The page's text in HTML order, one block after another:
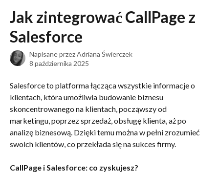
Jak zintegrować CallPage z
Salesforce
Napisane przezAdriana Świerczek
8 października 2025
Salesforce to platforma łącząca wszystkie informacje o
klientach, która umożliwia budowanie biznesu
skoncentrowanego na klientach, począwszy od
marketingu, poprzez sprzedaż, obsługę klienta, aż po
analizę biznesową. Dzięki temu można w pełni zrozumieć
swoich klientów, co przekłada się na sukces firmy.
CallPage i Salesforce: co zyskujesz?